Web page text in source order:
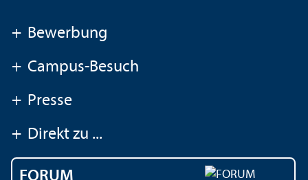
+ Bewerbung
+ Campus-Besuch
+ Presse
+ Direkt zu ...